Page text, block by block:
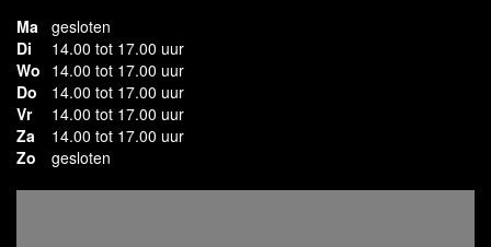
Ma gesloten
Di
14.00 tot 17.00 uur
Wo 14.00 tot 17.00 uur
Do
14.00 tot 17.00 uur
Vr
14.00 tot 17.00 uur
Za
14.00 tot 17.00 uur
Zo
gesloten